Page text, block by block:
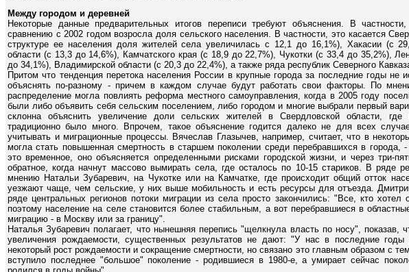
Между городом и деревней
Некоторые данные предварительных итогов переписи требуют объяснения. В
сравнению с 2002 годом возросла доля сельского населения. В частности, это касается
структуре ее населения доля жителей села увеличилась с 12,1 до 16,1%), Хакасии (с
области (с 13,3 до 14,6%), Камчатского края (с 18,9 до 22,7%), Чукотки (с 33,4 до 35,2%),
до 34,1%), Владимирской области (с 20,3 до 22,4%), а также ряда республик Северного
Притом что тенденция перетока населения России в крупные города за последние годы не
объяснять по-разному - причем в каждом случае будут работать свои факторы. По
распределение могла повлиять реформа местного самоуправления, когда в 2005 году
были либо объявить себя сельским поселением, либо городом и многие выбрали первый
склонна объяснить увеличение доли сельских жителей в Свердловской области, где
традиционно было много. Впрочем, такое объяснение годится далеко не для всех
учитывать и миграционные процессы. Вячеслав Глазычев, например, считает, что в
могла стать повышенная смертность в старшем поколении среди перебравшихся в города,
это временное, оно объясняется определенными рисками городской жизни, и через три-
обратное, когда начнут массово вымирать села, где осталось по 10-15 стариков. В ряде
мнению Натальи Зубаревич, на Чукотке или на Камчатке, где происходит общий отток
уезжают чаще, чем сельские, у них выше мобильность и есть ресурсы для отъезда.
ряде центральных регионов потоки миграции из села просто закончились: "Все, кто хотел
поэтому население на селе становится более стабильным, а вот перебравшиеся в
миграцию - в Москву или за границу".
Наталья Зубаревич полагает, что нынешняя перепись "щелкнула власть по носу",
увеличения рождаемости, существенных результатов не дают: "У нас в последние годы
некоторый рост рождаемости и сокращение смертности, но связано это главным образом с
вступило последнее "большое" поколение - родившиеся в 1980-е, а умирает сейчас